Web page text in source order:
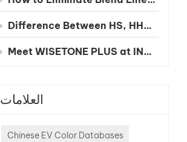
Difference Between HS, HHS and UHS Clearcoat
Meet WISETONE PLUS at INA PAACE Automechanika Mexico City 2026 – BOOTH NO. 1826-2
العلامات
Chinese EV Color Databases